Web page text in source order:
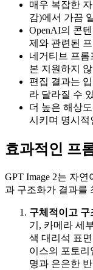
매우 복잡한
감)에서 가끔
OpenAI의 콘
제와 관련된
네거티브 프롬
본 지원하지
편집 결과는
라 달라질 수
더 높은 해상
시키며 명시적
효과적인 프
GPT Image 2는 자
과 구조화가 결과를
구체적이고 구
기, 카메라 세
색 대리석 표
이스의 포토리
명과 은은한